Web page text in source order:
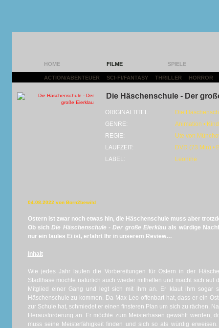
HOME FILME SPIELE
ACTION/ABENTEUER SCI-FI/FANTASY THRILLER HORROR
Die Häschenschule - Der
ORIGINALTITEL:
Die
GENRE:
Animation •
REGIE:
Ute von
LAUFZEIT:
DVD (73 Min) •
LABEL:
Leonine
04.08.2022 von Born2bewild
Ostern ist zwar noch etwas hin, die Häschenschule muss aber
Ob sichDie Häschenschule - Der große Eierklau als würdige
nur ein faules Ei ist, erfahrt Ihr in unserem Review…
Inhalt
Wie jedes Jahr laufen die Vorbereitungen für Ostern in der
Stadthase möchte natürlich auch wieder mithelfen und macht sich auf
Mitglied einer Gang und legt sich mit ihm an. Er klaut ihm sogar
Häschenschule zu kommen. Da Max Leo offenbart hat, dass er ein
zur Schule hat, schmiedet er einen finsteren Plan um sich zu rächen.
Herausforderung an. Er möchte zum Meisterhasen gewählt werden,
muss seine Meisterfähigkeit finden und sich so als würdig